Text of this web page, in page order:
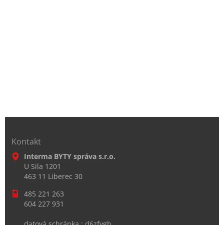
Kontakt
Interma BYTY správa s.r.o.
U Sila 1201
463 11 Liberec 30
485 221 263
604 227 931